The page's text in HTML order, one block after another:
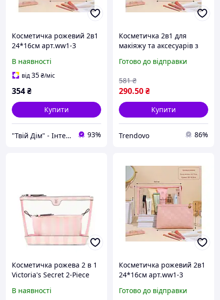
Косметичка рожевий 2в1
24*16см арт.ww1-3
В наявності
від35₴/міс
354₴
Купити
"Твій Дім" - Інтернет-гіпермаркет 93%
Косметичка 2в1 для
макіяжу та аксесуарів з
та стильна
Готово до відправки
290.50₴
581 ₴
Купити
Trendovo 86%
Косметичка рожева 2 в 1
Victoria's Secret 2-Piece
Stripe
В наявності
Косметичка рожевий 2в1
24*16см арт.ww1-3
Готово до відправки